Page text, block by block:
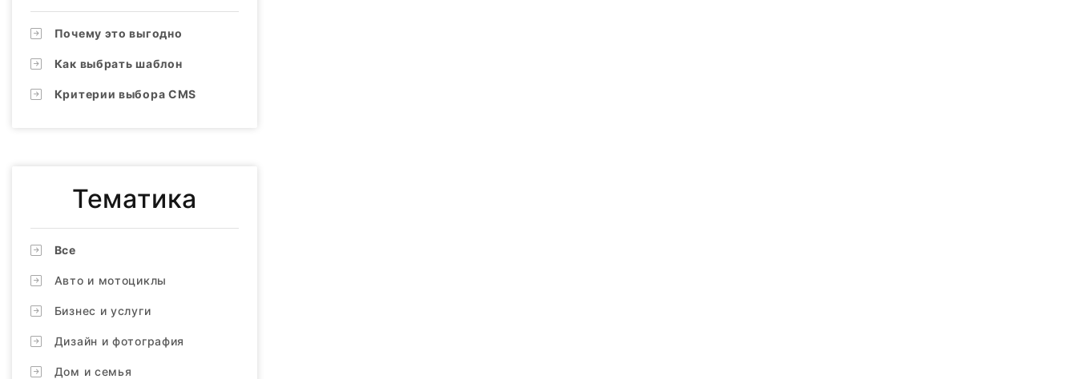
Почему это выгодно
Как выбрать шаблон
Критерии выбора CMS
Тематика
Все
Авто и мотоциклы
Бизнес и услуги
Дизайн и фотография
Дом и семья